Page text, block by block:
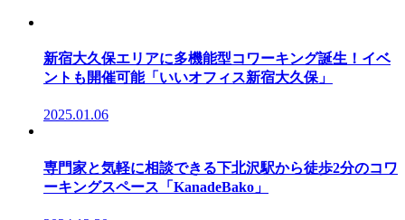
新宿大久保エリアに多機能型コワーキング誕生！イベ
ントも開催可能「いいオフィス新宿大久保」
2025.01.06
専門家と気軽に相談できる下北沢駅から徒歩2分のコワ
ーキングスペース「KanadeBako」